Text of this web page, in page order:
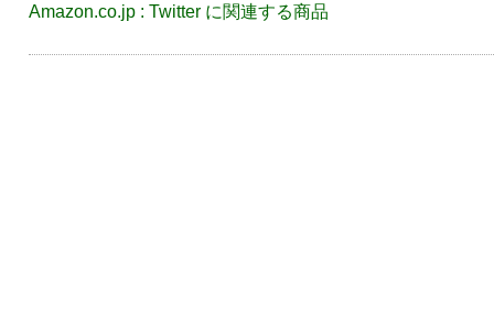
Amazon.co.jp : Twitter に関連する商品